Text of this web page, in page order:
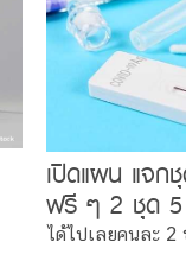
เปิดแผน แจก
ฟรี ๆ 2 ชุด 5
ได้..ต้องทำไ
ได้ไปเลยคนละ 2